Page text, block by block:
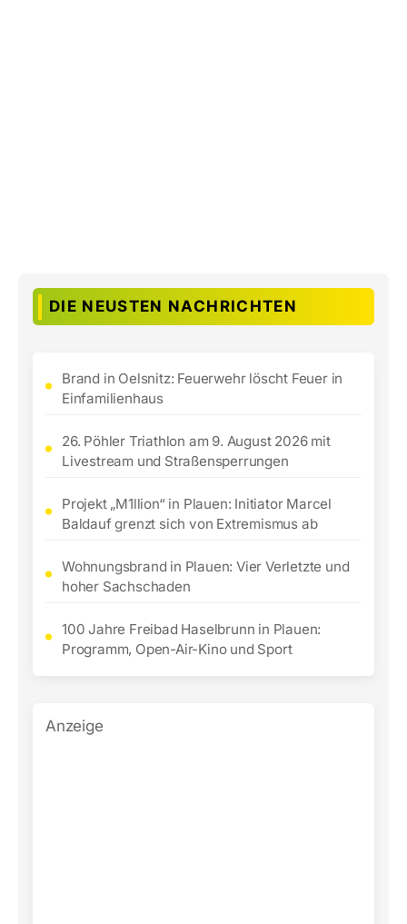
DIE NEUSTEN NACHRICHTEN
Brand in Oelsnitz: Feuerwehr löscht Feuer in
Einfamilienhaus
26. Pöhler Triathlon am 9. August 2026 mit
Livestream und Straßensperrungen
Projekt „M1llion“ in Plauen: Initiator Marcel
Baldauf grenzt sich von Extremismus ab
Wohnungsbrand in Plauen: Vier Verletzte und
hoher Sachschaden
100 Jahre Freibad Haselbrunn in Plauen:
Programm, Open-Air-Kino und Sport
Anzeige